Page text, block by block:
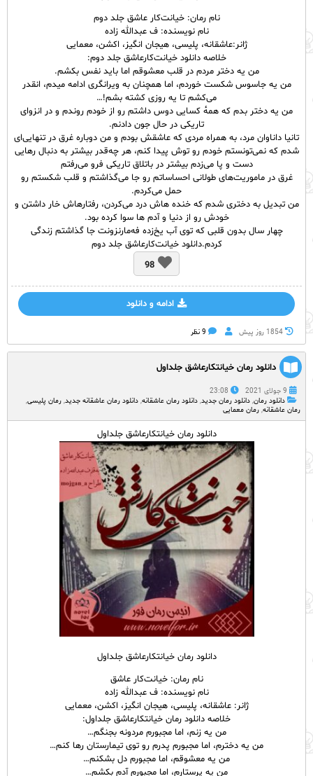
نام رمان: خیانت‌کار عاشق جلد دوم
نام نویسنده: ف عبدالله زاده
ژانر:عاشقانه، پلیسی، هیجان انگیز، اکشن، معمایی
خلاصه دانلود خیانت‌کارعاشق جلد دوم:
من یه دختر مردم در قلب معشوقم اما باید نفس بکشم.
من یه جاسوس شکست خوردم، اما همچنان به ویرانگری ادامه میدم، انقدر
می‌کشم تا یه روزی کشته بشم!…
من یه دختر بدم که همهٔ کسایی دوس داشتم رو از خودم روندم و در انزوای
تاریکی در حال جون دادنم.
تانیا داناوان مرد، به همراه مردی که عاشقش بودم و من دوباره غرق در تنهایی‌ای
شدم که نمی‌تونستم خودم رو توش پیدا کنم، هر چه‌‌قدر بیشتر به دنبال رهایی
دست‌ و پا می‌زدم بیشتر در باتلاق تاریکی فرو می‌رفتم
غرق در ماموریت‌های طولانی احساساتم رو جا می‌گذاشتم و قلب شکستم رو
حمل می‌کردم.
من تبدیل به دختری شدم که خنده هاش درد می‌کردن، رفتارهاش خار داشتن‌ و
خودش رو از دنیا و آدم ها سوا کرده بود.
چهار سال بدون قلبی که توی آب یخ‌زده فه‌مارنزونت جا گذاشتم‌ زندگی
کردم.دانلود خیانت‌کارعاشق جلد دوم
98
ادامه و دانلود
1854 روز پيش 9 نظر
دانلود رمان خیانتکارعاشق جلداول
9 جولای 2021
23:08
دانلود رمان, دانلود رمان جدید, دانلود رمان عاشقانه, دانلود رمان عاشقانه جدید, رمان پلیسی,
رمان عاشقانه, رمان معمایی
دانلود رمان خیانتکارعاشق جلداول
دانلود رمان خیانتکارعاشق جلداول
نام رمان: خیانت‌کار عاشق
نام نویسنده: ف عبدالله زاده
ژانر: عاشقانه، پلیسی، هیجان انگیز، اکشن، معمایی
خلاصه دانلود رمان خیانتکارعاشق جلداول:
من یه زنم، اما مجبورم مردونه بجنگم…
من یه دخترم، اما مجبورم پدرم رو توی تیمارستان رها کنم…
من یه معشوقم، اما مجبورم دل بشکنم…
من یه پرستارم، اما مجبورم آدم بکشم…